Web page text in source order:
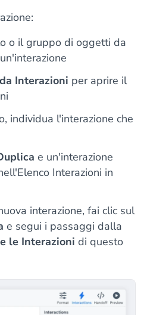
o il gruppo di oggetti da
Interazioni per aprire il
individua l'interazione che
e un'interazione
Interazioni in
interazione, fai clic sul
e segui i passaggi dalla
le Interazioni di questo